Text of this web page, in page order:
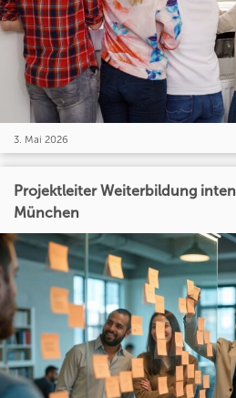
3. Mai 2026
Projektleiter Weiterbildung
München